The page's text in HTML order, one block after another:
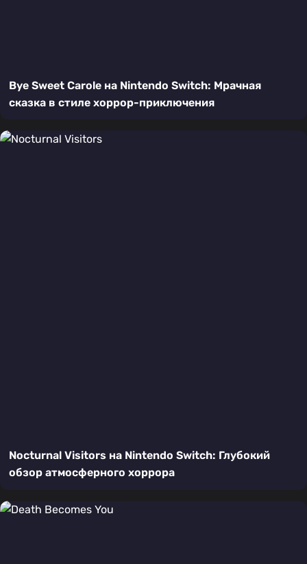
Bye Sweet Carole на Nintendo Switch: Мрачная
сказка в стиле хоррор-приключения
Nocturnal Visitors на Nintendo Switch: Глубокий
обзор атмосферного хоррора